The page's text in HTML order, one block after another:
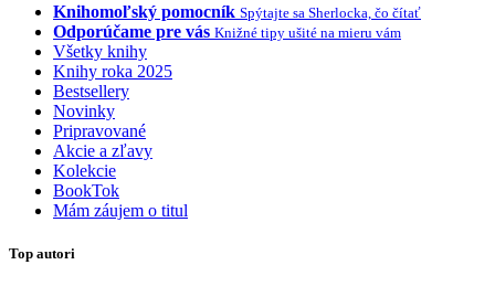
Knihomoľský pomocník Spýtajte sa Sherlocka, čo čítať
Odporúčame pre vás Knižné tipy ušité na mieru vám
Všetky knihy
Knihy roka 2025
Bestsellery
Novinky
Pripravované
Akcie a zľavy
Kolekcie
BookTok
Mám záujem o titul
Top autori